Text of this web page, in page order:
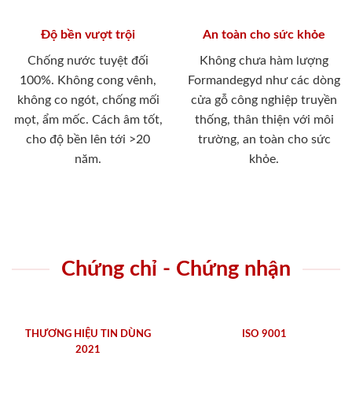
Độ bền vượt trội
Chống nước tuyệt đối
100%. Không cong vênh,
không co ngót, chống mối
mọt, ẩm mốc. Cách âm tốt,
cho độ bền lên tới >20
năm.
An toàn cho sức khỏe
Không chưa hàm lượng
Formandegyd như các dòng
cửa gỗ công nghiệp truyền
thống, thân thiện với môi
trường, an toàn cho sức
khỏe.
Chứng chỉ - Chứng nhận
THƯƠNG HIỆU TIN DÙNG
2021
ISO 9001